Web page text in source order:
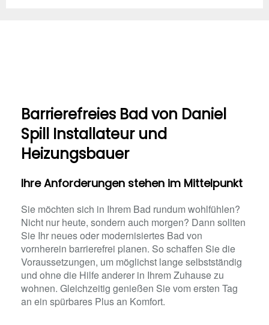
Barrierefreies Bad von Daniel
Spill Installateur und
Heizungsbauer
Ihre Anforderungen stehen im Mittelpunkt
Sie möchten sich in Ihrem Bad rundum wohlfühlen?
Nicht nur heute, sondern auch morgen? Dann sollten
Sie Ihr neues oder modernisiertes Bad von
vornherein barrierefrei planen. So schaffen Sie die
Voraussetzungen, um möglichst lange selbstständig
und ohne die Hilfe anderer in Ihrem Zuhause zu
wohnen. Gleichzeitig genießen Sie vom ersten Tag
an ein spürbares Plus an Komfort.